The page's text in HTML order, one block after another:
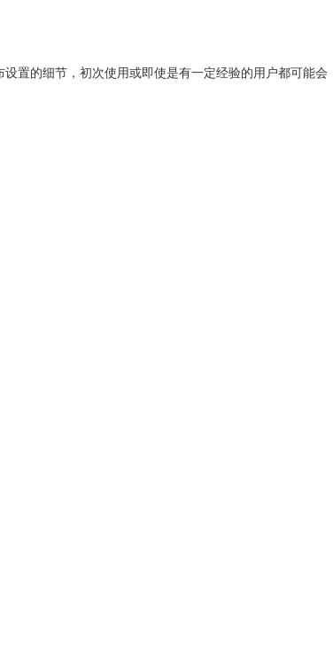
置的细节，初次使用或即使是有一定经验的用户都可能会